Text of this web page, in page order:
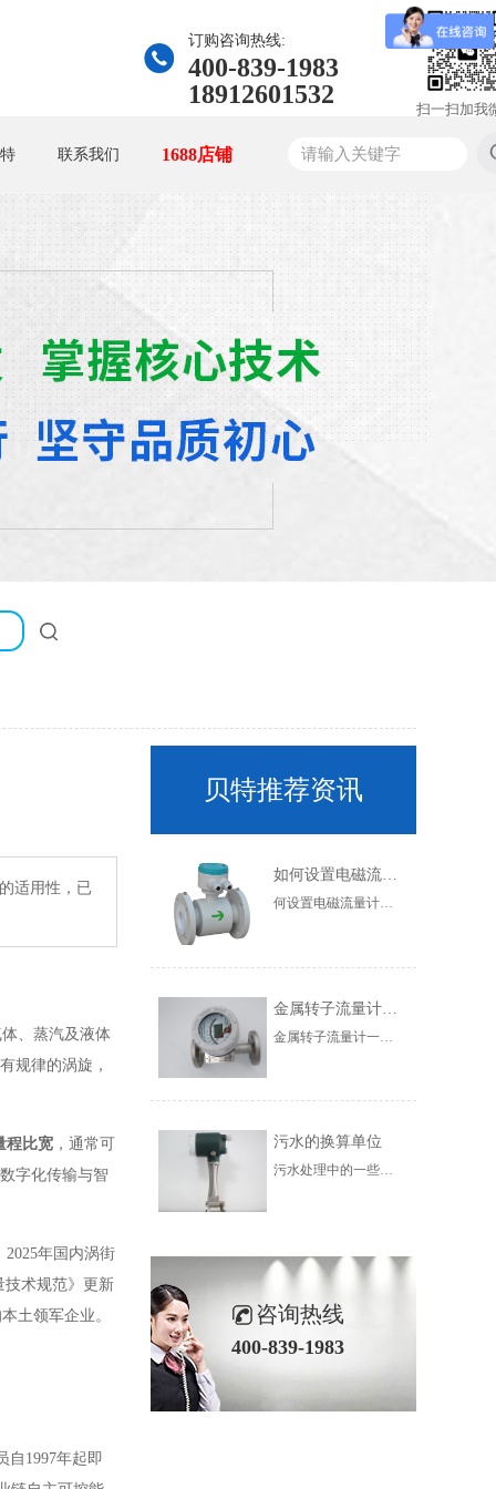
扫一扫加我
订购咨询热线:
400-839-1983
18912601532
联系我们 1688店铺
适用性，已
、蒸汽及液体
规律的涡旋，
程比宽 ，通常可
字化传输与智
2025年国内涡街
技术规范》更新
土领军企业。
自1997年起即
贝特推荐资讯
如何设置电磁流量计的参数？
何设置电磁流量计的参数？通常需要设置电磁流量计的参数，但很多人不知道如何设置电磁流量计的参数。现在让我们简要介绍一下如何设置电磁流量计的参数。一般参数设置在一定范围内，不同厂家有一定差异，以产品说明书为准，电磁流量计传感器实时测量流体电阻值。管道是否处于全管状态，因此空管测量值为连续值。虽然不同的流体有不同的电阻值来确定流量计管道是否处于全管状态，但它是空管测量值的连续值。虽然不同的流体有不同的电阻值，但只要流体处于满管状态，其电阻值就是稳定的
污水的换算单位
污水处理中的一些计算并不是非常复杂和相对简单，但是烦人的是单位的转换和十六进制的变化。在介绍水处理计算之前，我们首先对污水处理中的单元进行介绍。在未来的计算中，需要对使用单位进行大量的转换，因此非常有必要彻底了解水处理中的单位
咨询热线
400-839-1983